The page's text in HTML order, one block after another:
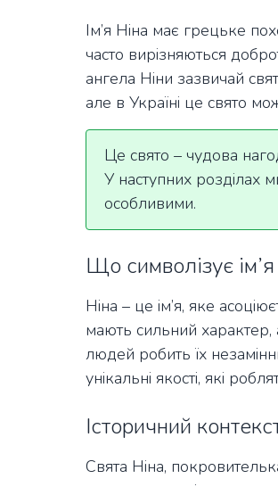
Ім’я Ніна має грецьке
часто вирізняються
ангела Ніни зазвичай
але в Україні це свято
Це свято – чудова
У наступних розділах
особливими.
Що символізує
Ніна – це ім’я, яке
мають сильний характер,
людей робить їх
унікальні якості, які
Історичний
Свята Ніна, покровителька